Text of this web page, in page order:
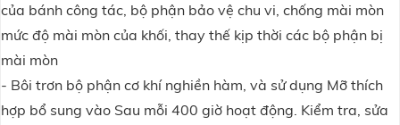
của bánh công tác, bộ phận bảo vệ chu vi, chống mài mòn
mức độ mài mòn của khối, thay thế kịp thời các bộ phận bị
mài mòn
- Bôi trơn bộ phận cơ khí nghiền hàm, và sử dụng Mỡ thích
hợp bổ sung vào Sau mỗi 400 giờ hoạt động. Kiểm tra, sửa